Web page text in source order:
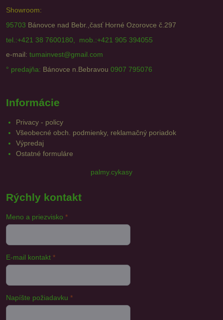
Showroom:
95703 Bánovce nad Bebr.,časť Horné Ozorovce č.297
tel.:+421 38 7600180, mob.:+421 905 394055
e-mail: tumainvest@gmail.com
° predajňa: Bánovce n.Bebravou 0907 795076
Informácie
Privacy - policy
Všeobecné obch. podmienky, reklamačný poriadok
Výpredaj
Ostatné formuláre
palmy.cykasy
Rýchly kontakt
Meno a priezvisko *
E-mail kontakt *
Napíšte požiadavku *